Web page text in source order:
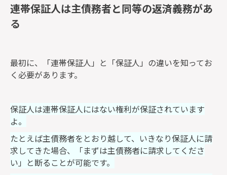
連帯保証人は主債務者と同等の返済義務があ
る
最初に、「連帯保証人」と「保証人」の違いを知ってお
く必要があります。
保証人は連帯保証人にはない権利が保証されています
よ。
たとえば主債務者をとおり越して、いきなり保証人に請
求してきた場合、「まずは主債務者に請求してくださ
い」と断ることが可能です。